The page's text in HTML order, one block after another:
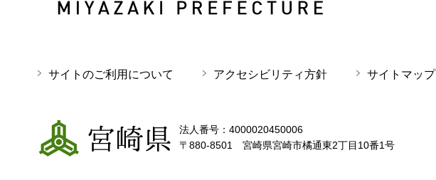
サイトのご利用について アクセシビリティ方針 サイトマップ
宮崎県
法人番号：4000020450006
〒880-8501 宮崎県宮崎市橘通東2丁目10番1号